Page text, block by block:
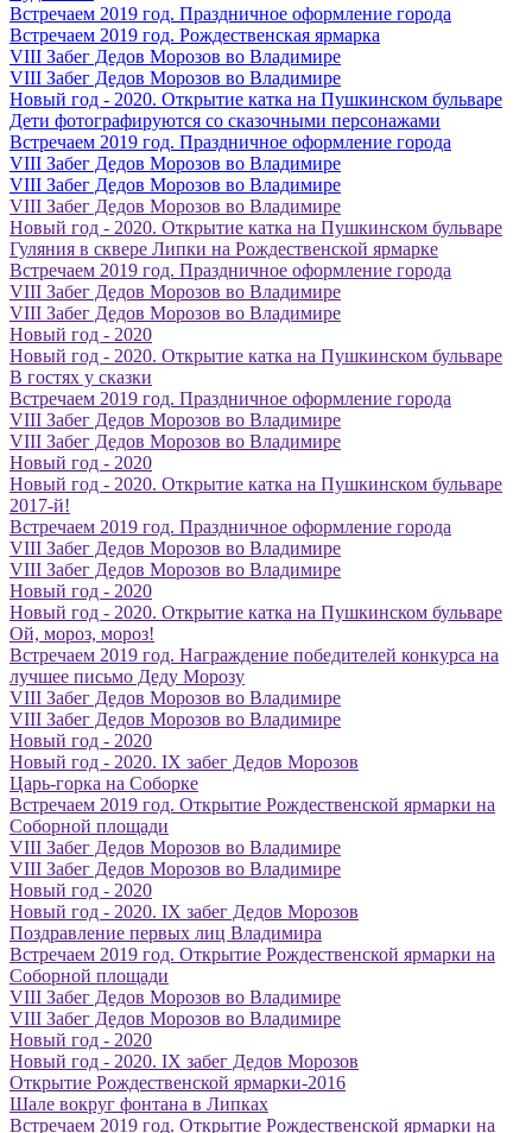
Встречаем 2019 год. Праздничное оформление города
Встречаем 2019 год. Рождественская ярмарка
VIII Забег Дедов Морозов во Владимире
VIII Забег Дедов Морозов во Владимире
Новый год - 2020. Открытие катка на Пушкинском бульваре
Дети фотографируются со сказочными персонажами
Встречаем 2019 год. Праздничное оформление города
VIII Забег Дедов Морозов во Владимире
VIII Забег Дедов Морозов во Владимире
VIII Забег Дедов Морозов во Владимире
Новый год - 2020. Открытие катка на Пушкинском бульваре
Гуляния в сквере Липки на Рождественской ярмарке
Встречаем 2019 год. Праздничное оформление города
VIII Забег Дедов Морозов во Владимире
VIII Забег Дедов Морозов во Владимире
Новый год - 2020
Новый год - 2020. Открытие катка на Пушкинском бульваре
В гостях у сказки
Встречаем 2019 год. Праздничное оформление города
VIII Забег Дедов Морозов во Владимире
VIII Забег Дедов Морозов во Владимире
Новый год - 2020
Новый год - 2020. Открытие катка на Пушкинском бульваре
2017-й!
Встречаем 2019 год. Праздничное оформление города
VIII Забег Дедов Морозов во Владимире
VIII Забег Дедов Морозов во Владимире
Новый год - 2020
Новый год - 2020. Открытие катка на Пушкинском бульваре
Ой, мороз, мороз!
Встречаем 2019 год. Награждение победителей конкурса на
лучшее письмо Деду Морозу
VIII Забег Дедов Морозов во Владимире
VIII Забег Дедов Морозов во Владимире
Новый год - 2020
Новый год - 2020. IX забег Дедов Морозов
Царь-горка на Соборке
Встречаем 2019 год. Открытие Рождественской ярмарки на
Соборной площади
VIII Забег Дедов Морозов во Владимире
VIII Забег Дедов Морозов во Владимире
Новый год - 2020
Новый год - 2020. IX забег Дедов Морозов
Поздравление первых лиц Владимира
Встречаем 2019 год. Открытие Рождественской ярмарки на
Соборной площади
VIII Забег Дедов Морозов во Владимире
VIII Забег Дедов Морозов во Владимире
Новый год - 2020
Новый год - 2020. IX забег Дедов Морозов
Открытие Рождественской ярмарки-2016
Шале вокруг фонтана в Липках
Встречаем 2019 год. Открытие Рождественской ярмарки на